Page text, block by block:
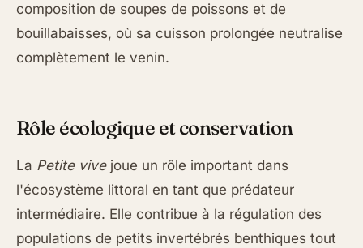
composition de soupes de poissons et de
bouillabaisses, où sa cuisson prolongée neutralise
complètement le venin.
Rôle écologique et conservation
La Petite vivejoue un rôle important dans
l'écosystème littoral en tant que prédateur
intermédiaire. Elle contribue à la régulation des
populations de petits invertébrés benthiques tout